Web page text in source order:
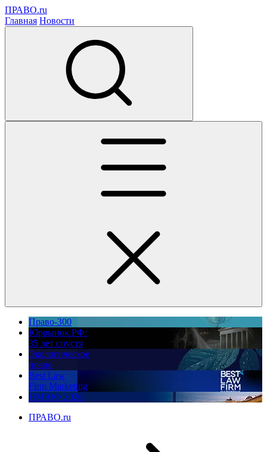
ПРАВО.ru
Главная Новости
Право-300
Юррынок РФ:
35 лет спустя
Экологическое
право
Best Law
Firm Marketing
ПМЮФ 2026
ПРАВО.ru